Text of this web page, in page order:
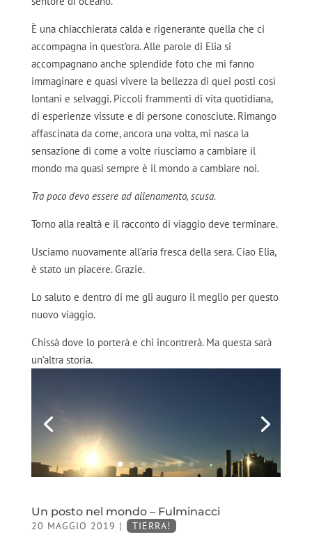
È una chiacchierata calda e rigenerante quella che ci
accompagna in quest’ora. Alle parole di Elia si
accompagnano anche splendide foto che mi fanno
immaginare e quasi vivere la bellezza di quei posti così
lontani e selvaggi. Piccoli frammenti di vita quotidiana,
di esperienze vissute e di persone conosciute. Rimango
affascinata da come, ancora una volta, mi nasca la
sensazione di come a volte riusciamo a cambiare il
mondo ma quasi sempre è il mondo a cambiare noi.
Tra poco devo essere ad allenamento, scusa.
Torno alla realtà e il racconto di viaggio deve terminare.
Usciamo nuovamente all’aria fresca della sera. Ciao Elia,
è stato un piacere. Grazie.
Lo saluto e dentro di me gli auguro il meglio per questo
nuovo viaggio.
Chissà dove lo porterà e chi incontrerà. Ma questa sarà
un’altra storia.
Un posto nel mondo – Fulminacci
20 MAGGIO 2019 | TIERRA!